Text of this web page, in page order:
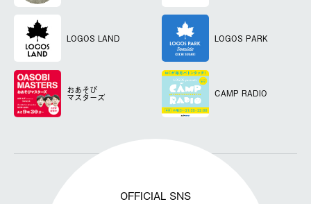
LOGOS LAND LOGOS PARK
おあそび
マスターズ CAMP RADIO
OFFICIAL SNS